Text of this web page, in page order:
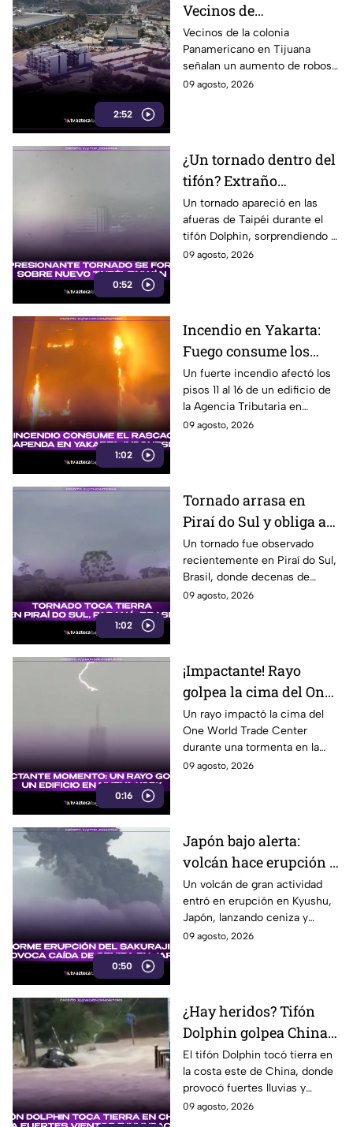
2:52
Vecinos de
Panamericano en
Tijuana viven bajo la
inseguridad
Vecinos de la colonia
Panamericano en Tijuana
señalan un aumento de robos
durante los últimos tres
09 agosto, 2026
0:52
¿Un tornado dentro del
tifón? Extraño
fenómeno sorprende a
meteorólogos en
Taiwán
Un tornado apareció en las
afueras de Taipéi durante el
tifón Dolphin, sorprendiendo a
meteorólogos taiwaneses que
09 agosto, 2026
1:02
Incendio en Yakarta:
Fuego consume los
últimos pisos de
edificio de la Agencia
Tributaria
Un fuerte incendio afectó los
pisos 11 al 16 de un edificio de
la Agencia Tributaria en
Yakarta, Indonesia, provocando
09 agosto, 2026
1:02
Tornado arrasa en
Piraí do Sul y obliga a
familias a abandonar
sus hogares
Un tornado fue observado
recientemente en Piraí do Sul,
Brasil, donde decenas de
viviendas resultaron afectadas
09 agosto, 2026
0:16
¡Impactante! Rayo
golpea la cima del One
World Trade Center en
Nueva York
Un rayo impactó la cima del
One World Trade Center
durante una tormenta en la
costa este de Estados Unidos,
09 agosto, 2026
0:50
Japón bajo alerta:
volcán hace erupción y
lanza ceniza a más de 2
mil metros
Un volcán de gran actividad
entró en erupción en Kyushu,
Japón, lanzando ceniza y
material volcánico a más de 2
09 agosto, 2026
¿Hay heridos? Tifón
Dolphin golpea China
con fuertes vientos y
lluvias
El tifón Dolphin tocó tierra en
la costa este de China, donde
provocó fuertes lluvias y
vientos, además de alertas por
09 agosto, 2026